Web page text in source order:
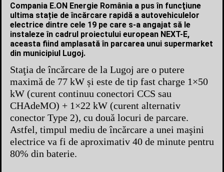
Compania E.ON Energie România a pus în funcţiune
ultima stație de încărcare rapidă a autovehiculelor
electrice dintre cele 19 pe care s-a angajat să le
instaleze în cadrul proiectului european NEXT-E,
aceasta fiind amplasată în parcarea unui supermarket
din municipiul Lugoj.
Staţia de încărcare de la Lugoj are o putere
maximă de 77 kW și este de tip fast charge 1×50
kW (curent continuu conectori CCS sau
CHAdeMO) + 1×22 kW (curent alternativ
conector Type 2), cu două locuri de parcare.
Astfel, timpul mediu de încărcare a unei maşini
electrice va fi de aproximativ 40 de minute pentru
80% din baterie.